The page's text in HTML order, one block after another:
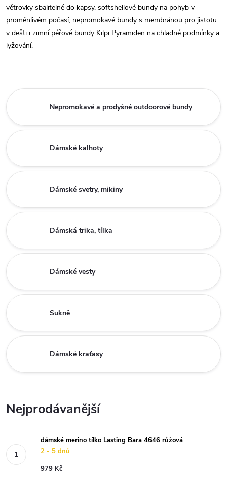
větrovky sbalitelné do kapsy, softshellové bundy na pohyb v
proměnlivém počasí, nepromokavé bundy s membránou pro jistotu
v dešti i zimní péřové bundy Kilpi Pyramiden na chladné podmínky a
lyžování.
Nepromokavé a prodyšné outdoorové bundy
Dámské kalhoty
Dámské svetry, mikiny
Dámská trika, tílka
Dámské vesty
Sukně
Dámské kraťasy
Nejprodávanější
dámské merino tílko Lasting Bara 4646 růžová
2 - 5 dnů
979 Kč